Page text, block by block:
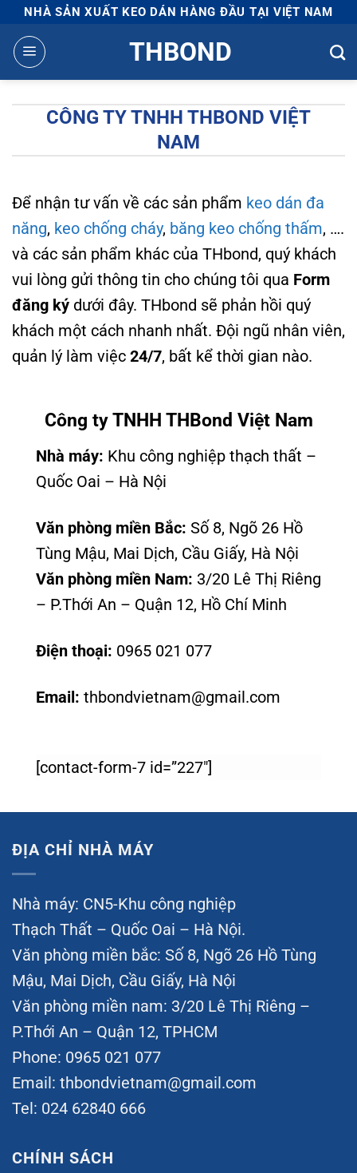
qua
nội
NHÀ SẢN XUẤT KEO DÁN HÀNG ĐẦU TẠI VIỆT NAM
THBOND
CÔNG TY TNHH THBOND VIỆT
NAM
Để nhận tư vấn về các sản phẩm keo dán đa
năng, keo chống cháy, băng keo chống thấm, ….
và các sản phẩm khác của THbond, quý khách
vui lòng gửi thông tin cho chúng tôi qua Form
đăng ký dưới đây. THbond sẽ phản hồi quý
khách một cách nhanh nhất. Đội ngũ nhân viên,
quản lý làm việc 24/7, bất kể thời gian nào.
Công ty TNHH THBond Việt Nam
Nhà máy: Khu công nghiệp thạch thất –
Quốc Oai – Hà Nội
Văn phòng miền Bắc: Số 8, Ngõ 26 Hồ
Tùng Mậu, Mai Dịch, Cầu Giấy, Hà Nội
Văn phòng miền Nam: 3/20 Lê Thị Riêng
– P.Thới An – Quận 12, Hồ Chí Minh
Điện thoại: 0965 021 077
Email: thbondvietnam@gmail.com
[contact-form-7 id=”227″]
ĐỊA CHỈ NHÀ MÁY
Nhà máy: CN5-Khu công nghiệp
Thạch Thất – Quốc Oai – Hà Nội.
Văn phòng miền bắc: Số 8, Ngõ 26 Hồ Tùng
Mậu, Mai Dịch, Cầu Giấy, Hà Nội
Văn phòng miền nam: 3/20 Lê Thị Riêng –
P.Thới An – Quận 12, TPHCM
Phone: 0965 021 077
Email: thbondvietnam@gmail.com
Tel: 024 62840 666
CHÍNH SÁCH